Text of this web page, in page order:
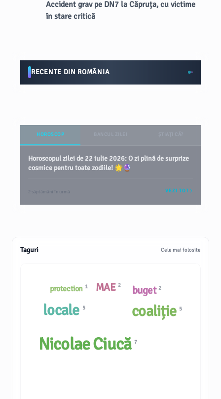
Accident grav pe DN7 la Căpruța, cu victime
în stare critică
RECENTE DIN ROMÂNIA
HOROSCOP
Horoscopul zilei de 22 iulie 2026: O zi plină de surprize
cosmice pentru toate zodiile! 🌟🔮
2 săptămâni în urmă VEZI TOT
Taguri Cele mai folosite
MAE 2
protection 1 buget 2
Nicolae Ciucă7
locale 5 coaliție 5